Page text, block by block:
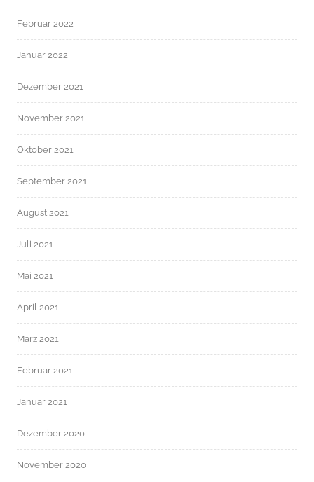
Februar 2022
Januar 2022
Dezember 2021
November 2021
Oktober 2021
September 2021
August 2021
Juli 2021
Mai 2021
April 2021
März 2021
Februar 2021
Januar 2021
Dezember 2020
November 2020